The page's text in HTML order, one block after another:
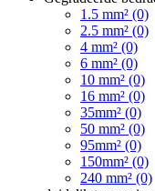
1.5 mm² (0)
2.5 mm² (0)
4 mm² (0)
6 mm² (0)
10 mm² (0)
16 mm² (0)
35mm² (0)
50 mm² (0)
95mm² (0)
150mm² (0)
240 mm² (0)